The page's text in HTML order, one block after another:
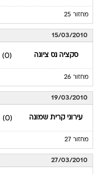
מחזור 25
15/03/2010
סקציה נס ציונה (0)
מחזור 26
19/03/2010
עירוני קרית שמונה (0)
מחזור 27
27/03/2010